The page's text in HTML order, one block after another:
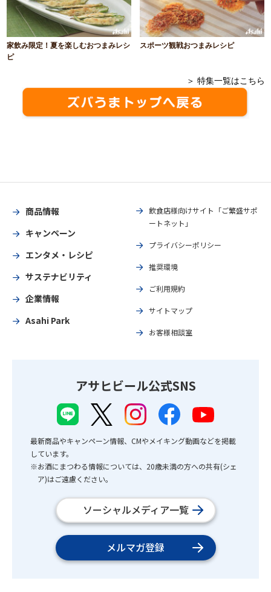
家飲み限定！夏を楽しむおつまみレシ
ピ
スポーツ観戦おつまみレシピ
＞ 特集一覧はこちら
商品情報
キャンペーン
エンタメ・レシピ
サステナビリティ
企業情報
Asahi Park
飲食店様向けサイト「ご繁盛サポ
ートネット」
プライバシーポリシー
推奨環境
ご利用規約
サイトマップ
お客様相談室
アサヒビール公式SNS
最新商品やキャンペーン情報、CMやメイキング動画などを掲載
しています。
※お酒にまつわる情報については、20歳未満の方への共有(シェ
ア)はご遠慮ください。
ソーシャルメディア一覧
メルマガ登録